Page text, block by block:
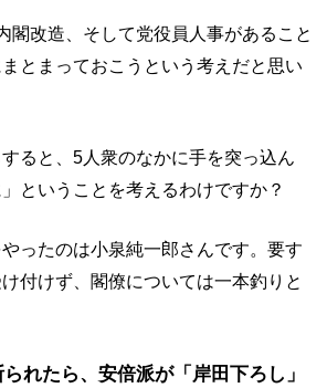
閣改造、そして党役員人事があること
とまっておこうという考えだと思い
ると、5人衆のなかに手を突っ込ん
ということを考えるわけですか？
ったのは小泉純一郎さんです。要す
付けず、閣僚については一本釣りと
れたら、安倍派が「岸田下ろし」